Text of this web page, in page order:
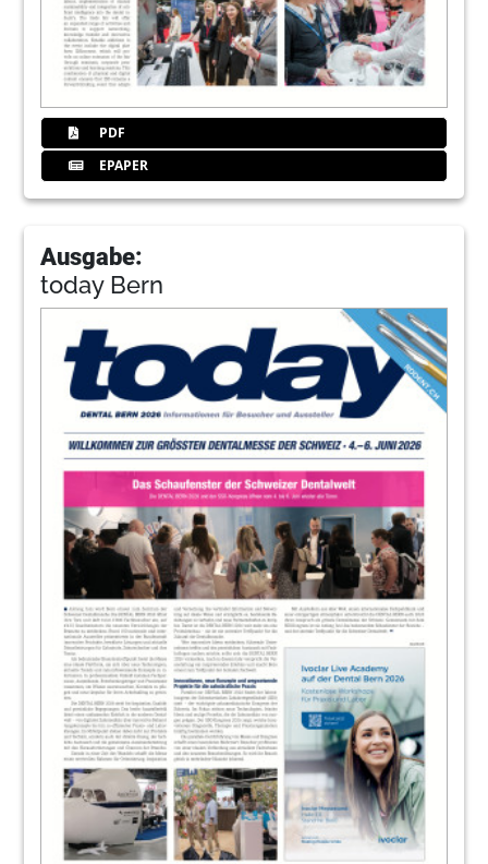
PDF
EPAPER
Ausgabe:
today Bern